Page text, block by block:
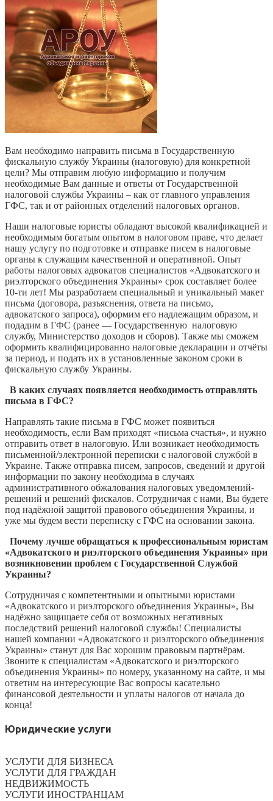
Вам необходимо направить письма в Государственную
фискальную службу Украины (налоговую) для конкретной
цели? Мы отправим любую информацию и получим
необходимые Вам данные и ответы от Государственной
налоговой службы Украины – как от главного управления
ГФС, так и от районных отделений налоговых органов.
Наши налоговые юристы обладают высокой квалификацией и
необходимым богатым опытом в налоговом праве, что делает
нашу услугу по подготовке и отправке писем в налоговые
органы к служащим качественной и оперативной. Опыт
работы налоговых адвокатов специалистов «Адвокатского и
риэлторского объединения Украины» срок составляет более
10-ти лет! Мы разработаем специальный и уникальный макет
письма (договора, разъяснения, ответа на письмо,
адвокатского запроса), оформим его надлежащим образом, и
подадим в ГФС (ранее — Государственную налоговую
службу, Министерство доходов и сборов). Также мы сможем
оформить квалифицированно налоговые декларации и отчёты
за период, и подать их в установленные законом сроки в
фискальную службу Украины.
В каких случаях появляется необходимость отправлять
письма в ГФС?
Направлять такие письма в ГФС может появиться
необходимость, если Вам приходят «письма счастья», и нужно
отправить ответ в налоговую. Или возникает необходимость
письменной/электронной переписки с налоговой службой в
Украине. Также отправка писем, запросов, сведений и другой
информации по закону необходима в случаях
административного обжалования налоговых уведомлений-
решений и решений фискалов. Сотрудничая с нами, Вы будете
под надёжной защитой правового объединения Украины, и
уже мы будем вести переписку с ГФС на основании закона.
Почему лучше обращаться к профессиональным юристам
«Адвокатского и риэлторского объединения Украины» при
возникновении проблем с Государственной Службой
Украины?
Сотрудничая с компетентными и опытными юристами
«Адвокатского и риэлторского объединения Украины», Вы
надёжно защищаете себя от возможных негативных
последствий решений налоговой службы! Специалисты
нашей компании «Адвокатского и риэлторского объединения
Украины» станут для Вас хорошим правовым партнёрам.
Звоните к специалистам «Адвокатского и риэлторского
объединения Украины» по номеру, указанному на сайте, и мы
ответим на интересующие Вас вопросы касательно
финансовой деятельности и уплаты налогов от начала до
конца!
Юридические услуги
УСЛУГИ ДЛЯ БИЗНЕСА
УСЛУГИ ДЛЯ ГРАЖДАН
НЕДВИЖИМОСТЬ
УСЛУГИ ИНОСТРАНЦАМ